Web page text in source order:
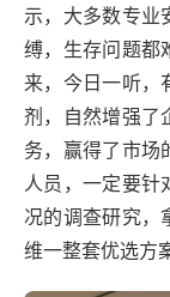
示，大多数专业
缚，生存问题都
来，今日一听，
剂，自然增强了
务，赢得了市场
人员，一定要针
况的调查研究，
维一整套优选方